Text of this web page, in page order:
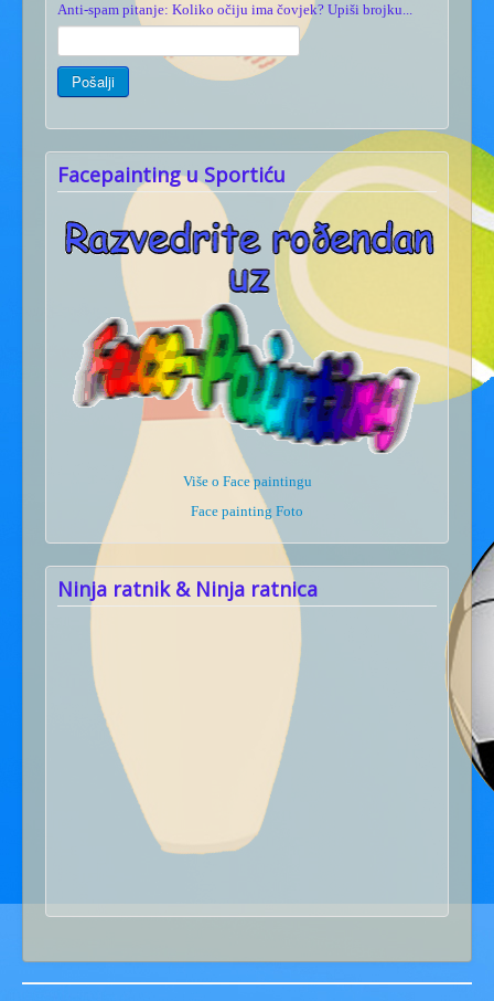
Anti-spam pitanje: Koliko očiju ima čovjek? Upiši brojku...
Facepainting u Sportiću
Više o Face paintingu
Face painting Foto
Ninja ratnik & Ninja ratnica